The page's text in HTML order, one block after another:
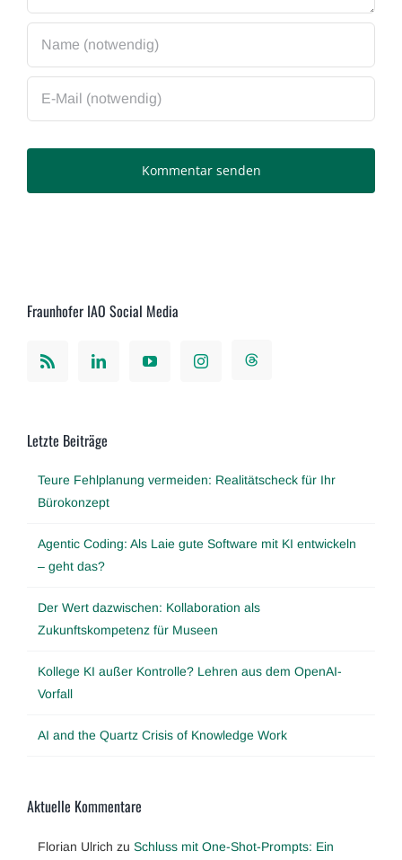
Fraunhofer IAO Social Media
Letzte Beiträge
Teure Fehlplanung vermeiden: Realitätscheck für Ihr
Bürokonzept
Agentic Coding: Als Laie gute Software mit KI entwickeln
– geht das?
Der Wert dazwischen: Kollaboration als
Zukunftskompetenz für Museen
Kollege KI außer Kontrolle? Lehren aus dem OpenAI-
Vorfall
AI and the Quartz Crisis of Knowledge Work
Aktuelle Kommentare
Florian Ulrich zu Schluss mit One-Shot-Prompts: Ein